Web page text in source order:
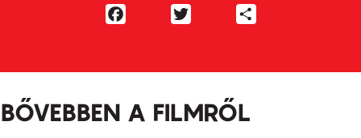
Facebook
BŐVEBBEN A FILMRŐL